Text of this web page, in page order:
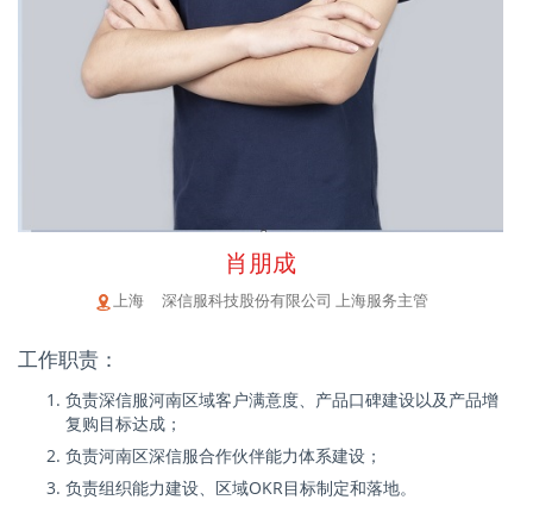
肖朋成
上海 深信服科技股份有限公司 上海服务主管
工作职责：
负责深信服河南区域客户满意度、产品口碑建设以及产品增
复购目标达成；
负责河南区深信服合作伙伴能力体系建设；
负责组织能力建设、区域OKR目标制定和落地。